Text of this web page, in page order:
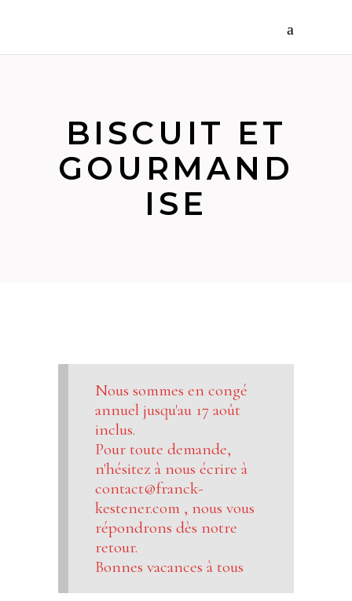
BISCUIT ET
GOURMAND
ISE
Nous sommes en congé
annuel jusqu'au 17 août
inclus.
Pour toute demande,
n'hésitez à nous écrire à
contact@franck-
kestener.com , nous vous
répondrons dès notre
retour.
Bonnes vacances à tous